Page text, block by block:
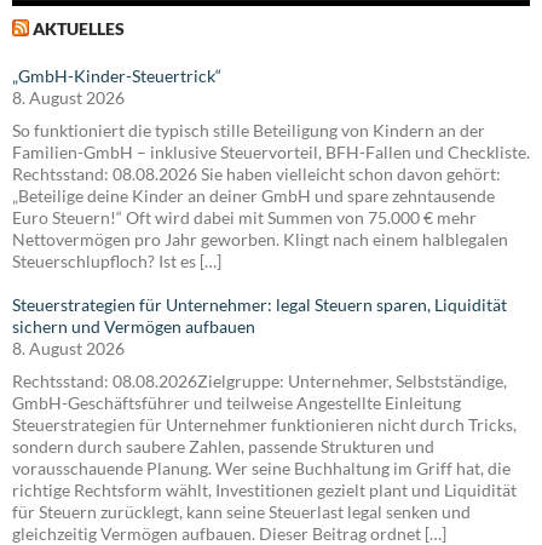
AKTUELLES
„GmbH-Kinder-Steuertrick“
8. August 2026
So funktioniert die typisch stille Beteiligung von Kindern an der
Familien-GmbH – inklusive Steuervorteil, BFH-Fallen und Checkliste.
Rechtsstand: 08.08.2026 Sie haben vielleicht schon davon gehört:
„Beteilige deine Kinder an deiner GmbH und spare zehntausende
Euro Steuern!“ Oft wird dabei mit Summen von 75.000 € mehr
Nettovermögen pro Jahr geworben. Klingt nach einem halblegalen
Steuerschlupfloch? Ist es […]
Steuerstrategien für Unternehmer: legal Steuern sparen, Liquidität
sichern und Vermögen aufbauen
8. August 2026
Rechtsstand: 08.08.2026Zielgruppe: Unternehmer, Selbstständige,
GmbH-Geschäftsführer und teilweise Angestellte Einleitung
Steuerstrategien für Unternehmer funktionieren nicht durch Tricks,
sondern durch saubere Zahlen, passende Strukturen und
vorausschauende Planung. Wer seine Buchhaltung im Griff hat, die
richtige Rechtsform wählt, Investitionen gezielt plant und Liquidität
für Steuern zurücklegt, kann seine Steuerlast legal senken und
gleichzeitig Vermögen aufbauen. Dieser Beitrag ordnet […]